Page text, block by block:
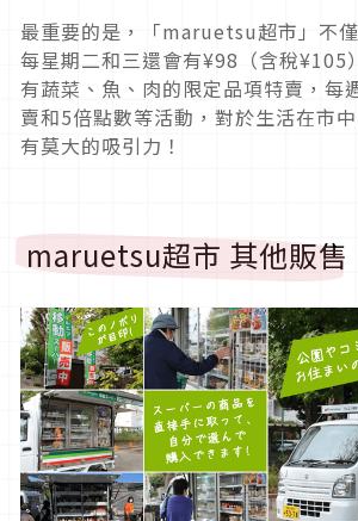
最重要的是，「maruetsu超市」不
每星期二和三還會有¥98（含稅¥105
有蔬菜、魚、肉的限定品項特賣，每
賣和5倍點數等活動，對於生活在市
有莫大的吸引力！
maruetsu超市 其他販售